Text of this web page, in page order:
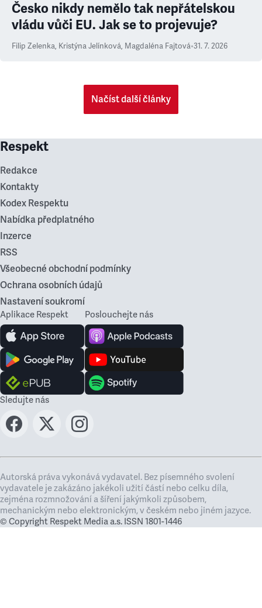
Česko nikdy nemělo tak nepřátelskou
vládu vůči EU. Jak se to projevuje?
Filip Zelenka, Kristýna Jelínková, Magdaléna Fajtová•31. 7. 2026
Načíst další články
Respekt
Redakce
Kontakty
Kodex Respektu
Nabídka předplatného
Inzerce
RSS
Všeobecné obchodní podmínky
Ochrana osobních údajů
Nastavení soukromí
Aplikace Respekt Poslouchejte nás
Sledujte nás
Autorská práva vykonává vydavatel. Bez písemného svolení
vydavatele je zakázáno jakékoli užití částí nebo celku díla,
zejména rozmnožování a šíření jakýmkoli způsobem,
mechanickým nebo elektronickým, v českém nebo jiném jazyce.
© Copyright Respekt Media a.s. ISSN 1801-1446